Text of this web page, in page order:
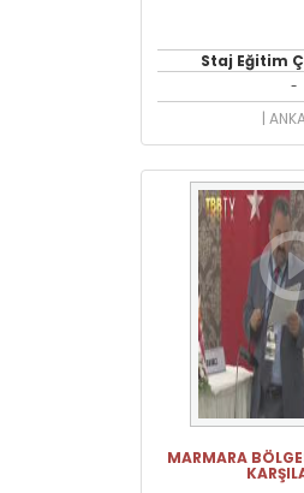
Staj Eğitim
-
|
MARMARA